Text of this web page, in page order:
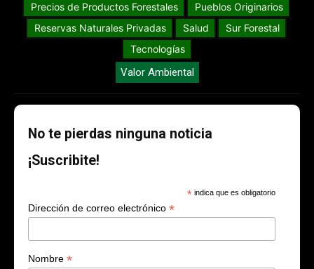
Precios de Productos Forestales
Pueblos Originarios
Reservas Naturales Privadas
Salud
Sur Forestal
Tecnologías
Valor Ambiental
No te pierdas ninguna noticia
¡Suscribite!
* indica que es obligatorio
Dirección de correo electrónico *
Nombre *